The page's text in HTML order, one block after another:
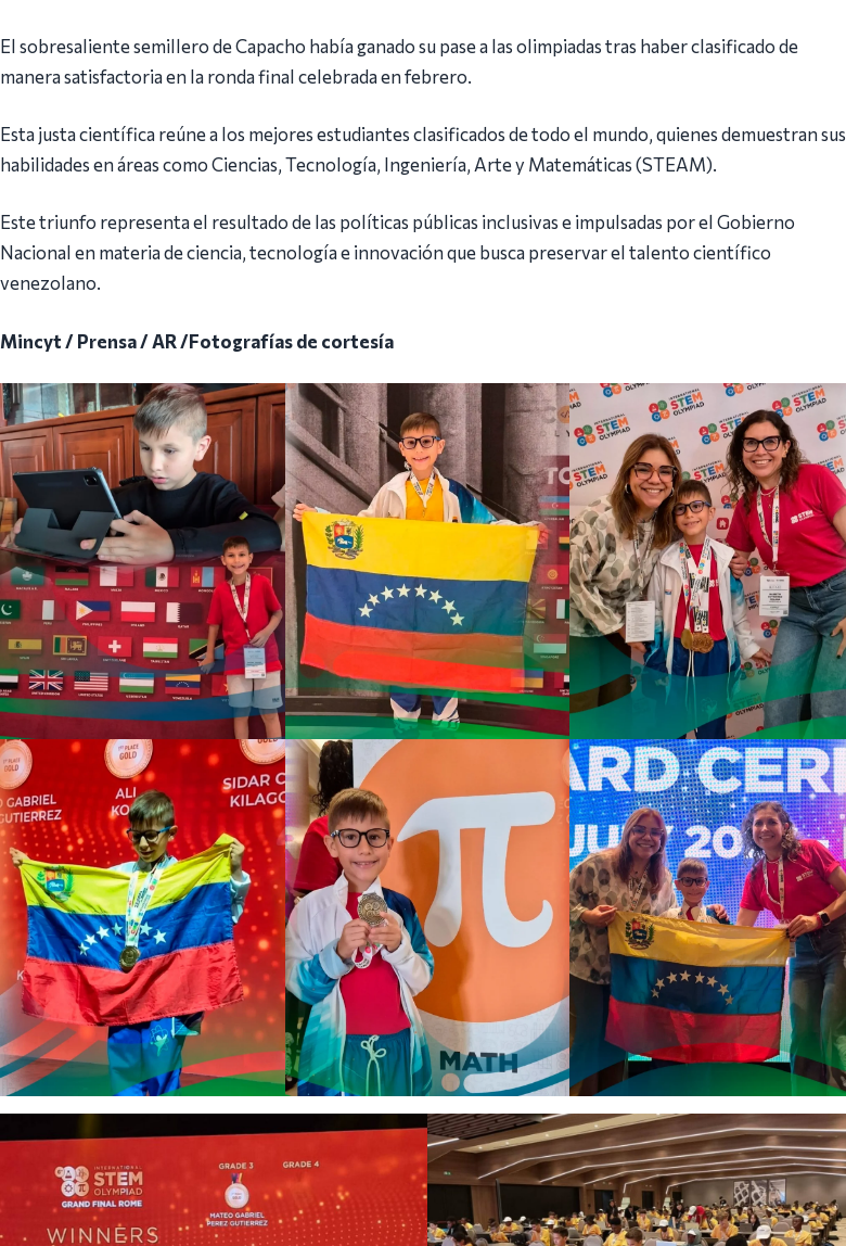
El sobresaliente semillero de Capacho había ganado su pase a las olimpiadas tras haber clasificado de
manera satisfactoria en la ronda final celebrada en febrero.
Esta justa científica reúne a los mejores estudiantes clasificados de todo el mundo, quienes demuestran sus
habilidades en áreas como Ciencias, Tecnología, Ingeniería, Arte y Matemáticas (STEAM).
Este triunfo representa el resultado de las políticas públicas inclusivas e impulsadas por el Gobierno
Nacional en materia de ciencia, tecnología e innovación que busca preservar el talento científico
venezolano.
Mincyt / Prensa / AR /Fotografías de cortesía